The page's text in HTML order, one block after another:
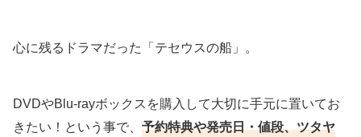
心に残るドラマだった「テセウスの船」。
DVDやBlu-rayボックスを購入して大切に手元に置いてお
きたい！という事で、予約特典や発売日・値段、ツタヤ